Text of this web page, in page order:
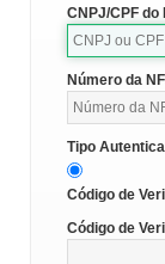
CNPJ/CPF
Número da
Tipo
Código de
Código de